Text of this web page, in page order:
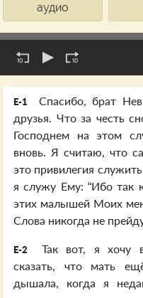
аудио
E-1
Спасибо, брат
друзья. Что за честь
Господнем на этом
вновь. Я считаю, что
это привилегия
я служу Ему: “Ибо так
этих малышей Моих
Слова никогда не
E-2
Так вот, я хочу
сказать, что мать
дышала, когда я